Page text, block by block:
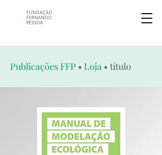
FUNDAÇÃO
FERNANDO
PESSOA
Publicações FFP • Loja • título